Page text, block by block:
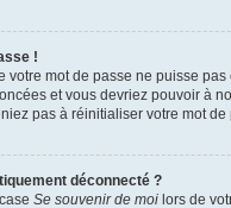
!
votre mot de passe ne puisse
et vous devriez pouvoir à
pas à réinitialiser votre mot
déconnecté ?
Se souvenir de moi lors de